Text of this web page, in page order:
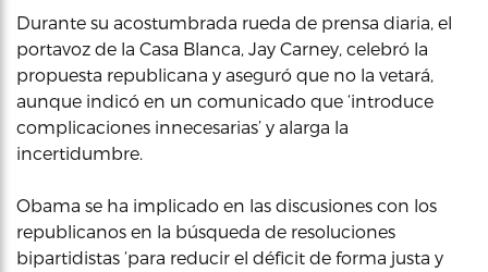
Durante su acostumbrada rueda de prensa diaria, el
portavoz de la Casa Blanca, Jay Carney, celebró la
propuesta republicana y aseguró que no la vetará,
aunque indicó en un comunicado que ‘introduce
complicaciones innecesarias’ y alarga la
incertidumbre.
Obama se ha implicado en las discusiones con los
republicanos en la búsqueda de resoluciones
bipartidistas ‘para reducir el déficit de forma justa y